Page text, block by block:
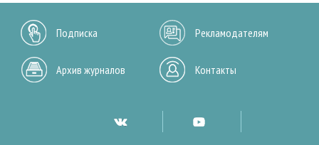
Подписка Рекламодателям
Архив журналов Контакты